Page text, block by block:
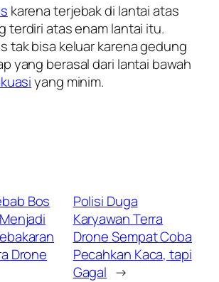
karena terjebak di lantai atas
terdiri atas enam lantai itu.
tak bisa keluar karena gedung
yang berasal dari lantai bawah
yang minim.
Bos
Drone
Polisi Duga
Karyawan Terra
Drone Sempat Coba
Pecahkan Kaca, tapi
Gagal →